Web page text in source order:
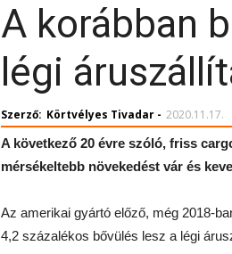
A korábban
légi
Szerző: Körtvélyes Tivadar - 2020.11.17.
A következő 20 évre szóló, friss
mérsékeltebb növekedést vár és
Az amerikai gyártó előző, még 2018-
4,2 százalékos bővülés lesz a légi